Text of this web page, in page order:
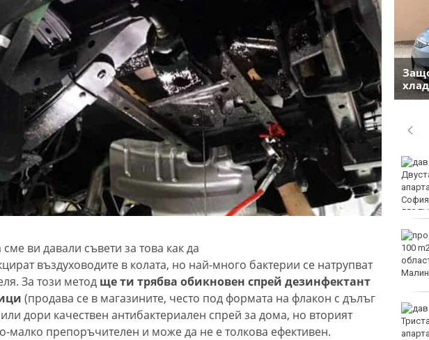
ви давали съвети за това как да
въздуховодите в колата, но най-много бактерии се натрупват
За този метод ще ти трябва обикновен спрей дезинфектант
(продава се в магазините, често под формата на флакон с дълъг
дори качествен антибактериален спрей за дома, но вторият
малко препоръчителен и може да не е толкова ефективен.
Двоен ръст на чревните
инфекции за седмица
във Варненско
Морската градина на
Варна
Тази събота: откриват
ловния сезон за пернат
дивеч